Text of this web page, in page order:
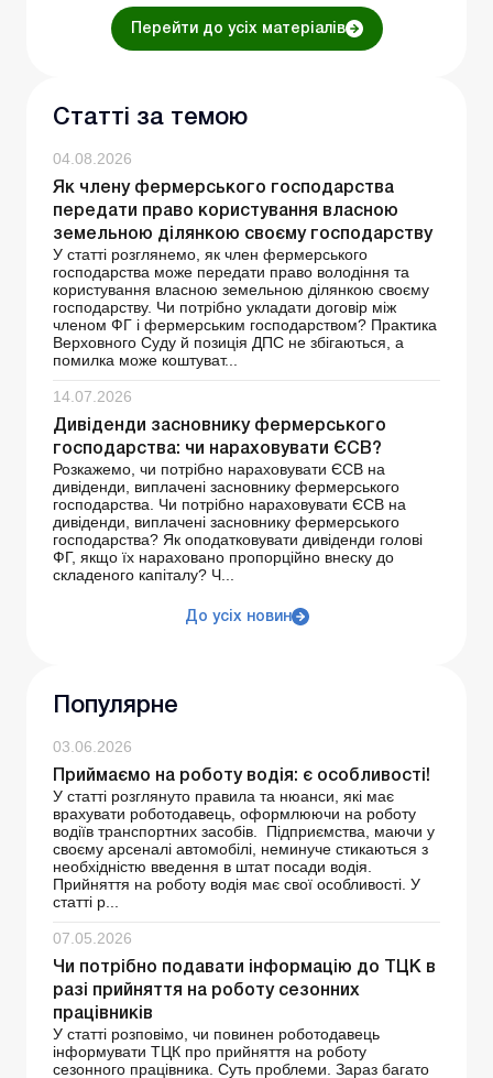
Перейти до усіх матеріалів
Статті за темою
04.08.2026
Як члену фермерського господарства
передати право користування власною
земельною ділянкою своєму господарству
У статті розглянемо, як член фермерського
господарства може передати право володіння та
користування власною земельною ділянкою своєму
господарству. Чи потрібно укладати договір між
членом ФГ і фермерським господарством? Практика
Верховного Суду й позиція ДПС не збігаються, а
помилка може коштуват...
14.07.2026
Дивіденди засновнику фермерського
господарства: чи нараховувати ЄСВ?
Розкажемо, чи потрібно нараховувати ЄСВ на
дивіденди, виплачені засновнику фермерського
господарства. Чи потрібно нараховувати ЄСВ на
дивіденди, виплачені засновнику фермерського
господарства? Як оподатковувати дивіденди голові
ФГ, якщо їх нараховано пропорційно внеску до
складеного капіталу? Ч...
До усіх новин
Популярне
03.06.2026
Приймаємо на роботу водія: є особливості!
У статті розглянуто правила та нюанси, які має
врахувати роботодавець, оформлюючи на роботу
водіїв транспортних засобів. Підприємства, маючи у
своєму арсеналі автомобілі, неминуче стикаються з
необхідністю введення в штат посади водія.
Прийняття на роботу водія має свої особливості. У
статті р...
07.05.2026
Чи потрібно подавати інформацію до ТЦК в
разі прийняття на роботу сезонних
працівників
У статті розповімо, чи повинен роботодавець
інформувати ТЦК про прийняття на роботу
сезонного працівника. Суть проблеми. Зараз багато